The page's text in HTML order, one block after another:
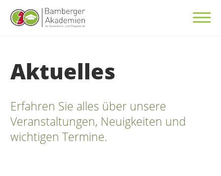
Aktuelles
Erfahren Sie alles über unsere
Veranstaltungen, Neuigkeiten und
wichtigen Termine.